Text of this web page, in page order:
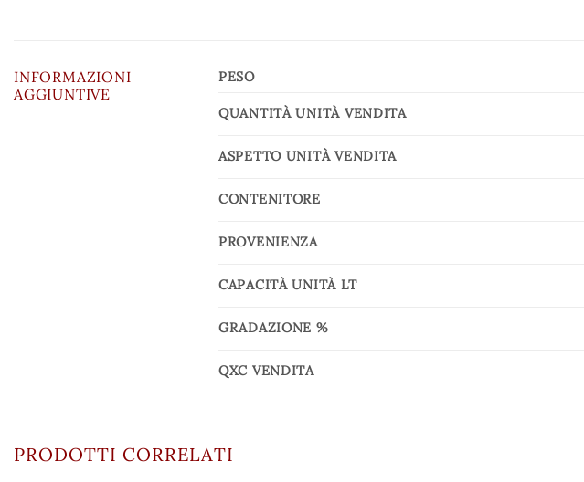
INFORMAZIONI
AGGIUNTIVE
PESO
QUANTITÀ UNITÀ VENDITA
ASPETTO UNITÀ VENDITA
CONTENITORE
PROVENIENZA
CAPACITÀ UNITÀ LT
GRADAZIONE %
QXC VENDITA
PRODOTTI CORRELATI